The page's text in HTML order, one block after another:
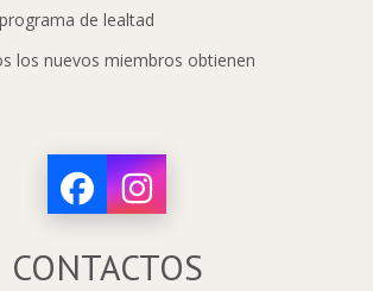
de lealtad
los nuevos miembros obtienen
se requiere registro para unirse
CONTACTOS